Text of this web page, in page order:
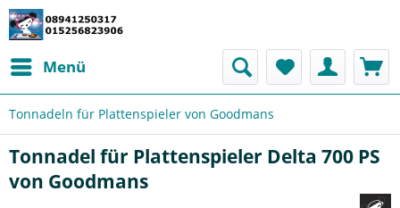
Menü
Tonnadeln für Plattenspieler von Goodmans
Tonnadel für Plattenspieler Delta 700 PS
von Goodmans